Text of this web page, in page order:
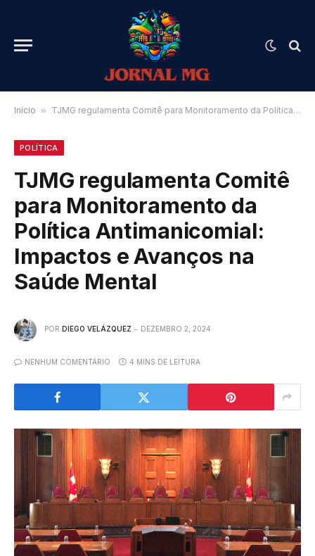
Início » TJMG regulamenta Comitê para Monitoramento da Política Antimanicomial: Impactos e Avanços na Saúde Mental
POLÍTICA
TJMG regulamenta Comitê
para Monitoramento da
Política Antimanicomial:
Impactos e Avanços na
Saúde Mental
POR DIEGO VELÁZQUEZ DEZEMBRO 2, 2024
NENHUM COMENTÁRIO 4 MINS DE LEITURA